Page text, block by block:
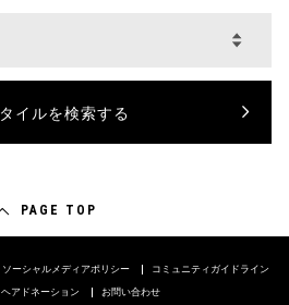
PAGE TOP
ソーシャルメディアポリシー コミュニティガイドライン
ヘアドネーション お問い合わせ